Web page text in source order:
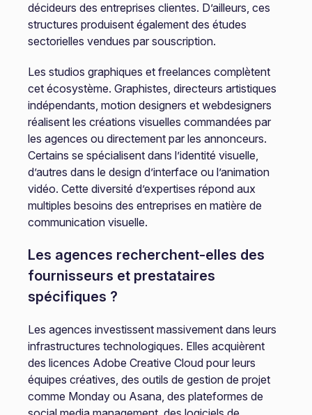
décideurs des entreprises clientes. D’ailleurs, ces
structures produisent également des études
sectorielles vendues par souscription.
Les studios graphiques et freelances complètent
cet écosystème. Graphistes, directeurs artistiques
indépendants, motion designers et webdesigners
réalisent les créations visuelles commandées par
les agences ou directement par les annonceurs.
Certains se spécialisent dans l’identité visuelle,
d’autres dans le design d’interface ou l’animation
vidéo. Cette diversité d’expertises répond aux
multiples besoins des entreprises en matière de
communication visuelle.
Les agences recherchent-elles des
fournisseurs et prestataires
spécifiques ?
Les agences investissent massivement dans leurs
infrastructures technologiques. Elles acquièrent
des licences Adobe Creative Cloud pour leurs
équipes créatives, des outils de gestion de projet
comme Monday ou Asana, des plateformes de